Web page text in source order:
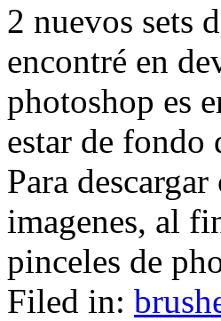
2 nuevos sets
encontré en
photoshop es
estar de
Para
imagenes, al
pinceles de
Filed in: